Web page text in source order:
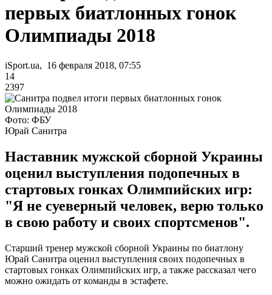
первых биатлонных гонок
Олимпиады 2018
iSport.ua, 16 февраля 2018, 07:55
14
2397
Фото: ФБУ
Юрай Санитра
Наставник мужской сборной Украины
оценил выступления подопечных в
стартовых гонках Олимпийских игр:
"Я не суеверный человек, верю только
в свою работу и своих спортсменов".
Старший тренер мужской сборной Украины по биатлону
Юрай Санитра оценил выступления своих подопечных в
стартовых гонках Олимпийских игр, а также рассказал чего
можно ожидать от команды в эстафете.